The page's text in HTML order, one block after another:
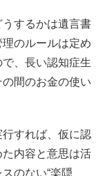
するかは遺言書
のルールは定め
、長い認知症生
間のお金の使い
すれば、仮に認
内容と意思は活
のない“楽隠